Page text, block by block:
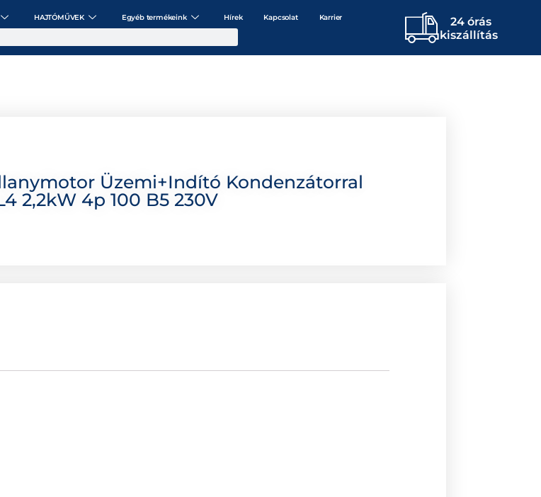
HAJTÓMŰVEK Egyéb termékeink Hírek Kapcsolat Karrier
24 órás
kiszállítás
Üzemi+indító Kondenzátorral
2,2kW 4p 100 B5 230V